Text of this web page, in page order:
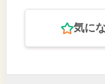
気に